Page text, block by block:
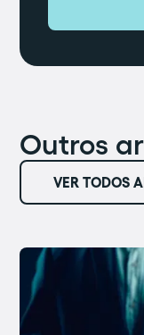
Outros
VER TODOS